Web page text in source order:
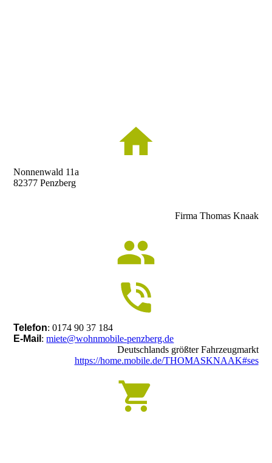
Nonnenwald 11a
82377 Penzberg
Firma Thomas Knaak
Telefon: 0174 90 37 184
E-Mail :miete@wohnmobile-penzberg.de
Deutschlands größter Fahrzeugmarkt
https://home.mobile.de/THOMASKNAAK#ses